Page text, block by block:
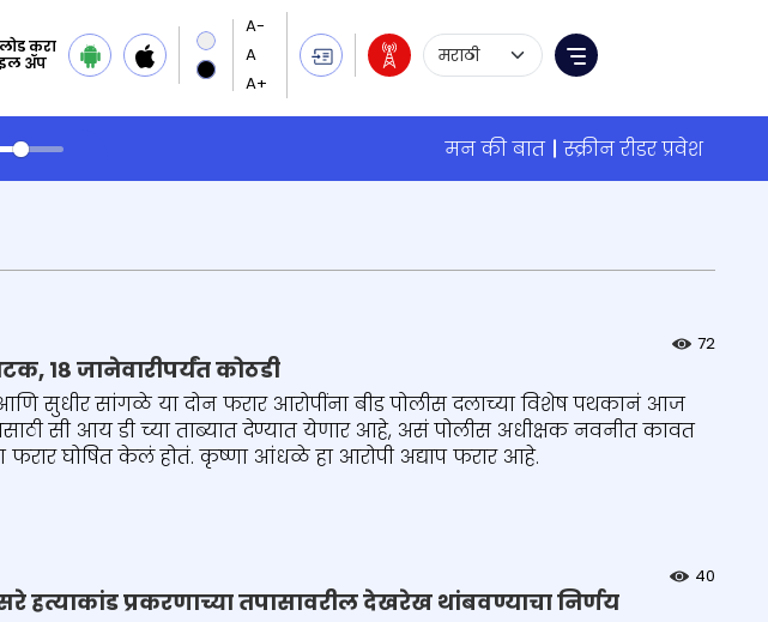
करा
ॲप
Language Selection
Menu
मन की बात
स्क्रीन रीडर प्रवेश
72
१८ जानेवारीपर्यंत कोठडी
सुधीर सांगळे या दोन फरार आरोपींना बीड पोलीस दलाच्या विशेष पथकानं आज
सी आय डी च्या ताब्यात देण्यात येणार आहे, असं पोलीस अधीक्षक नवनीत कावत
फरार घोषित केलं होतं. कृष्णा आंधळे हा आरोपी अद्याप फरार आहे.
40
हत्याकांड प्रकरणाच्या तपासावरील देखरेख थांबवण्याचा निर्णय